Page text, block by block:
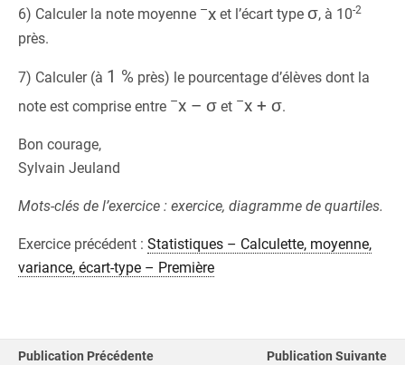
6) Calculer la note moyenne –x et l’écart type σ, à 10-2
près.
7) Calculer (à 1 % près) le pourcentage d’élèves dont la
note est comprise entre –x – σ et –x + σ.
Bon courage,
Sylvain Jeuland
Mots-clés de l’exercice : exercice, diagramme de quartiles.
Exercice précédent : Statistiques – Calculette, moyenne,
variance, écart-type – Première
Publication Précédente
Publication Suivante